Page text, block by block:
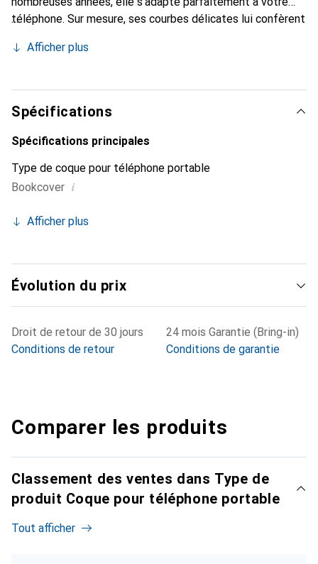
téléphone. Sur mesure, ses courbes délicates lui confèrent
et indispensable pour votre smartphone. Reconnaître
marque Noreve est un choix sûr pour une clientèle
exigeante.
Afficher plus
Spécifications
Spécifications principales
Type de coque pour téléphone portable
Bookcover i
Afficher plus
Évolution du prix
Droit de retour de 30 jours
Conditions de retour
24 mois Garantie (Bring-in)
Conditions de garantie
Comparer les produits
Classement des ventes dans Type de
produit Coque pour téléphone portable
Tout afficher